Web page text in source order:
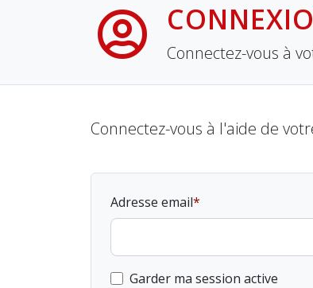
Connectez-vous à
Connectez-vous à l'aide de
Adresse email
Garder ma session active